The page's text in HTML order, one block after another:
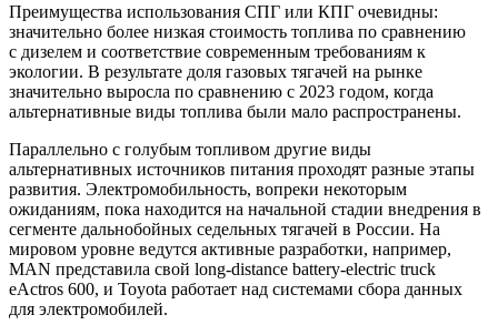
Преимущества использования СПГ или КПГ очевидны:
значительно более низкая стоимость топлива по сравнению
с дизелем и соответствие современным требованиям к
экологии. В результате доля газовых тягачей на рынке
значительно выросла по сравнению с 2023 годом, когда
альтернативные виды топлива были мало распространены.
Параллельно с голубым топливом другие виды
альтернативных источников питания проходят разные этапы
развития. Электромобильность, вопреки некоторым
ожиданиям, пока находится на начальной стадии внедрения в
сегменте дальнобойных седельных тягачей в России. На
мировом уровне ведутся активные разработки, например,
MAN представила свой long-distance battery-electric truck
eActros 600, и Toyota работает над системами сбора данных
для электромобилей.